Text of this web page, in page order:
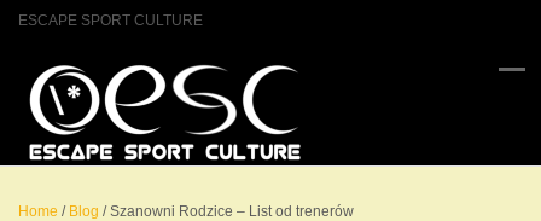
ESCAPE SPORT CULTURE
Home / Blog / Szanowni Rodzice – List od trenerów